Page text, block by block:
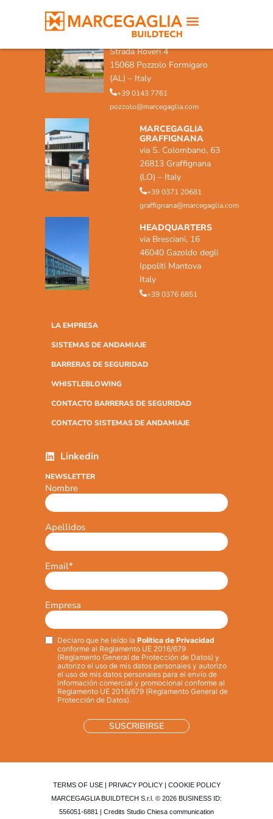
MARCEGAGLIA POZZOLO
FORMIGARO
Strada Roveri 4
15068 Pozzolo Formigaro
(AL) – Italy
+39 0143 7761
pozzolo@marcegaglia.com
MARCEGAGLIA
GRAFFIGNANA
via S. Colombano, 63
26813 Graffignana
(LO) – Italy
+39 0371 20681
graffignana@marcegaglia.com
HEADQUARTERS
via Bresciani, 16
46040 Gazoldo degli
Ippoliti Mantova
Italy
+39 0376 6851
LA EMPRESA
SISTEMAS DE ANDAMIAJE
BARRERAS DE SEGURIDAD
WHISTLEBLOWING
CONTACTO BARRERAS DE SEGURIDAD
CONTACTO SISTEMAS DE ANDAMIAJE
Linkedin
NEWSLETTER
Nombre
Apellidos
Email*
Empresa
Privacy*
Declaro que he leído la Política de Privacidad
conforme al Reglamento UE 2016/679
(Reglamento General de Protección de Datos) y
autorizo el uso de mis datos personales y autorizo
el uso de mis datos personales para el envío de
información comercial y promocional conforme al
Reglamento UE 2016/679 (Reglamento General de
Protección de Datos).
TERMS OF USE| PRIVACY POLICY| COOKIE POLICY
MARCEGAGLIA BUILDTECH S.r.l. © 2026 BUSINESS ID:
556051-6881 | Credits Studio Chiesa communication